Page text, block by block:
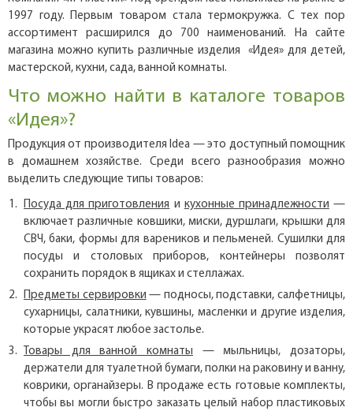
1997 году. Первым товаром стала термокружка. С тех пор
ассортимент расширился до 700 наименований. На сайте
магазина можно купить различные изделия «Идея» для детей,
мастерской, кухни, сада, ванной комнаты.
Что можно найти в каталоге товаров
«Идея»?
Продукция от производителя Idea — это доступный помощник
в домашнем хозяйстве. Среди всего разнообразия можно
выделить следующие типы товаров:
Посуда для приготовления и кухонные принадлежности —
включает различные ковшики, миски, дуршлаги, крышки для
СВЧ, баки, формы для вареников и пельменей. Сушилки для
посуды и столовых приборов, контейнеры позволят
сохранить порядок в ящиках и стеллажах.
Предметы сервировки — подносы, подставки, салфетницы,
сухарницы, салатники, кувшины, масленки и другие изделия,
которые украсят любое застолье.
Товары для ванной комнаты — мыльницы, дозаторы,
держатели для туалетной бумаги, полки на раковину и ванну,
коврики, органайзеры. В продаже есть готовые комплекты,
чтобы вы могли быстро заказать целый набор пластиковых